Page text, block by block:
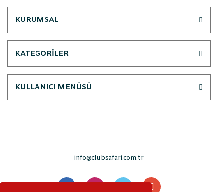
KURUMSAL
KATEGORİLER
KULLANICI MENÜSÜ
info@clubsafari.com.tr